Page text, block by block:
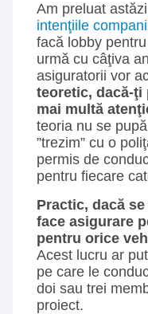
Am preluat
intenţiile
facă lobby
urmă cu câţiva
asiguratorii vor
teoretic, dacă-ţi
mai multă
teoria nu se
”trezim” cu o
permis de
pentru fiecare
Practic, dacă
face asigurare
pentru orice
Acest lucru ar
pe care le
doi sau trei
proiect.